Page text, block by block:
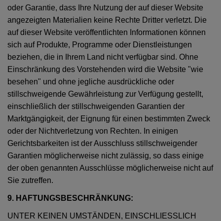
oder Garantie, dass Ihre Nutzung der auf dieser Website
angezeigten Materialien keine Rechte Dritter verletzt. Die
auf dieser Website veröffentlichten Informationen können
sich auf Produkte, Programme oder Dienstleistungen
beziehen, die in Ihrem Land nicht verfügbar sind. Ohne
Einschränkung des Vorstehenden wird die Website "wie
besehen" und ohne jegliche ausdrückliche oder
stillschweigende Gewährleistung zur Verfügung gestellt,
einschließlich der stillschweigenden Garantien der
Marktgängigkeit, der Eignung für einen bestimmten Zweck
oder der Nichtverletzung von Rechten. In einigen
Gerichtsbarkeiten ist der Ausschluss stillschweigender
Garantien möglicherweise nicht zulässig, so dass einige
der oben genannten Ausschlüsse möglicherweise nicht auf
Sie zutreffen.
9. HAFTUNGSBESCHRÄNKUNG:
UNTER KEINEN UMSTÄNDEN, EINSCHLIESSLICH